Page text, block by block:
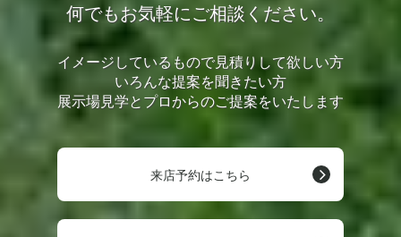
何でもお気軽にご相談ください。
イメージしているもので見積りして欲しい方
いろんな提案を聞きたい方
展示場見学とプロからのご提案をいたします
来店予約はこちら